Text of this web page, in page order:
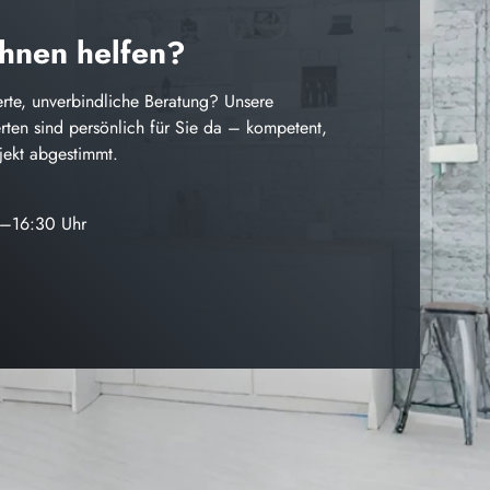
helfen?
unverbindliche Beratung? Unsere
sind persönlich für Sie da – kompetent,
abgestimmt.
Uhr